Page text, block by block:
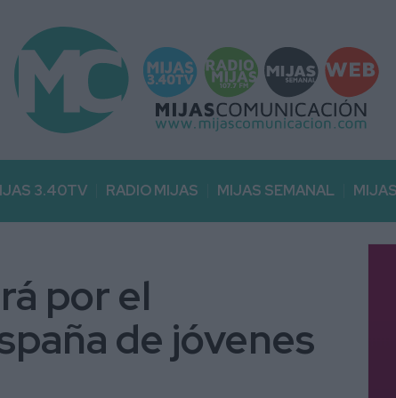
3.40TV RADIO MIJAS MIJAS SEMANAL
por el
de jóvenes